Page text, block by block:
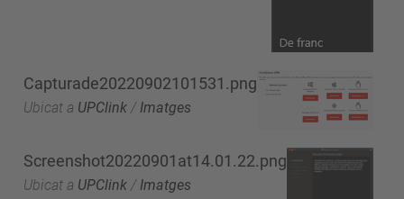
Capturade20220902101531.png
Ubicat a UPClink / Imatges
Screenshot20220901at14.01.22.png
Ubicat a UPClink / Imatges